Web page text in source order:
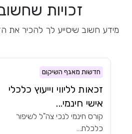
זכויות
מידע חשוב שיסייע לך להכיר את
חדשות מאגף השיקום
זכאות לליווי וייעוץ כלכלי
אישי חינמי...
קורס חינמי לנכי צה"ל לשיפור
כלכלת...